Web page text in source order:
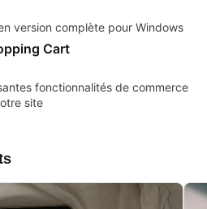
version complète pour Windows
Cart
fonctionnalités de commerce
site